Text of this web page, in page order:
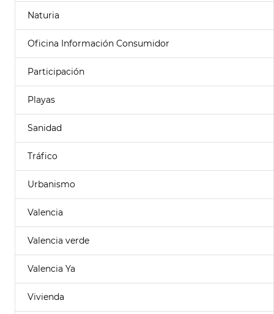
Naturia
Oficina Información Consumidor
Participación
Playas
Sanidad
Tráfico
Urbanismo
Valencia
Valencia verde
Valencia Ya
Vivienda